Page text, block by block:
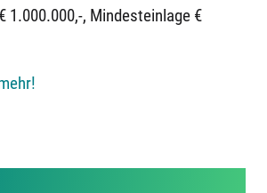
1.000.000,-, Mindesteinlage €